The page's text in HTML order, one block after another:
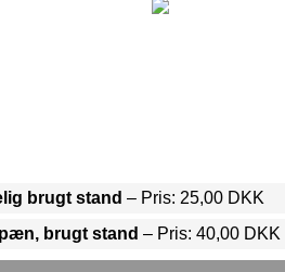
brugt stand – Pris: 25,00 DKK
brugt stand – Pris: 40,00 DKK